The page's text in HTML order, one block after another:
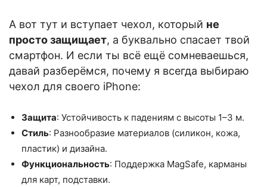
А вот тут и вступает чехол, который не
просто защищает, а буквально спасает твой
смартфон. И если ты всё ещё сомневаешься,
давай разберёмся, почему я всегда выбираю
чехол для своего iPhone:
Защита: Устойчивость к падениям с высоты 1–3 м.
Стиль: Разнообразие материалов (силикон, кожа,
пластик) и дизайна.
Функциональность: Поддержка MagSafe, карманы
для карт, подставки.